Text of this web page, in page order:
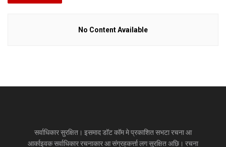
No Content Available
सर्वाधिकार सुरक्षित। इसमाद डॉट कॉम मे प्रकाशित सभटा रचना आ
आर्काइवक सर्वाधिकार रचनाकार आ संग्रहकर्त्ता लग सुरक्षित अछि। रचना